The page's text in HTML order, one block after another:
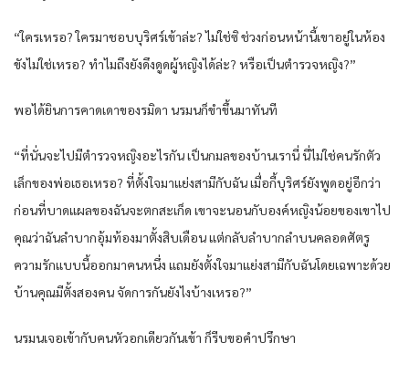
“ใครเหรอ? ใครมาชอบบุริศร์เข้าล่ะ? ไม่ใช่ซิ ช่วงก่อนหน้านี้เขาอยู่ในห้อง
ขังไม่ใช่เหรอ? ทำไมถึงยังดึงดูดผู้หญิงได้ล่ะ? หรือเป็นตำรวจหญิง?”
พอได้ยินการคาดเดาของรมิดา นรมนก็ขำขึ้นมาทันที
“ที่นั่นจะไปมีตำรวจหญิงอะไรกัน เป็นกมลของบ้านเรานี่ นี่ไม่ใช่คนรักตัว
เล็กของพ่อเธอเหรอ? ที่ตั้งใจมาแย่งสามีกับฉัน เมื่อกี้บุริศร์ยังพูดอยู่อีกว่า
ก่อนที่บาดแผลของฉันจะตกสะเก็ด เขาจะนอนกับองค์หญิงน้อยของเขาไป
คุณว่าฉันลำบากอุ้มท้องมาตั้งสิบเดือน แต่กลับลำบากลำบนคลอดศัตรู
ความรักแบบนี้ออกมาคนหนึ่ง แถมยังตั้งใจมาแย่งสามีกับฉันโดยเฉพาะด้วย
บ้านคุณมีตั้งสองคน จัดการกันยังไงบ้างเหรอ?”
นรมนเจอเข้ากับคนหัวอกเดียวกันเข้า ก็รีบขอคำปรึกษา